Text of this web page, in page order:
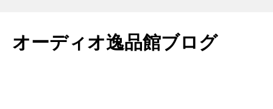
テ
ン
オーディオ逸品館ブログ